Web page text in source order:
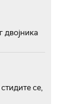
двојника
се,